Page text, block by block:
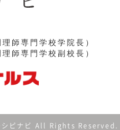
師専門学校学院長）
師専門学校副校長）
ピナビ All Rights Reserved.